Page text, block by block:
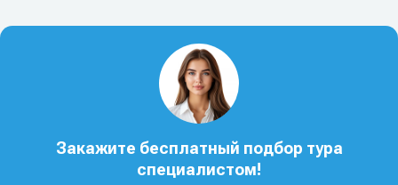
Закажите бесплатный подбор тура
специалистом!